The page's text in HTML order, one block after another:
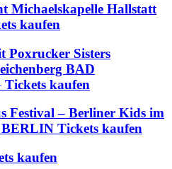
Michaelskapelle Hallstatt
kaufen
Poxrucker Sisters
BAD
kaufen
Festival – Berliner Kids im
Tickets kaufen
kaufen